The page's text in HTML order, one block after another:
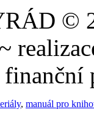
©
, manuál pro